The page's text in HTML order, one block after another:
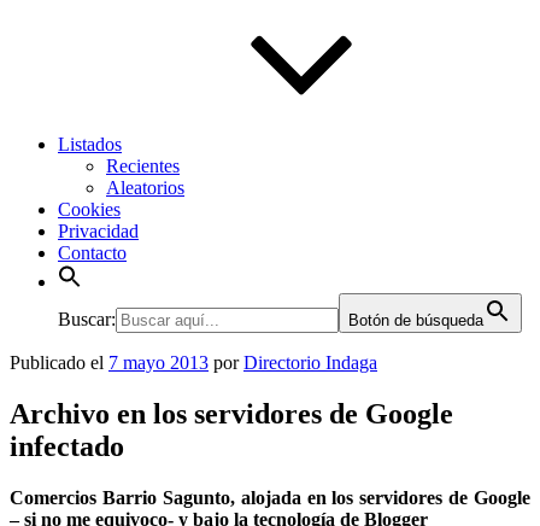
Listados
Recientes
Aleatorios
Cookies
Privacidad
Contacto
Buscar: Botón de búsqueda
Publicado el 7 mayo 2013 porDirectorio Indaga
Archivo en los servidores de Google
infectado
Comercios Barrio Sagunto, alojada en los servidores de Google
– si no me equivoco- y bajo la tecnología de Blogger